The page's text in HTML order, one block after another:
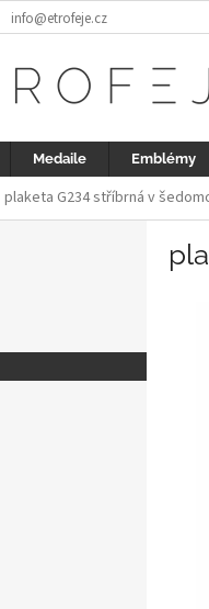
info@etrofeje.cz
Medaile Emblémy
plaketa G234 stříbrná v